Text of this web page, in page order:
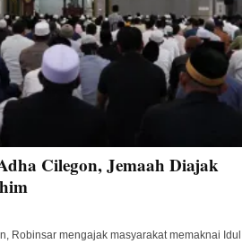
Cilegon, Jemaah Diajak
Robinsar mengajak masyarakat memaknai Idul